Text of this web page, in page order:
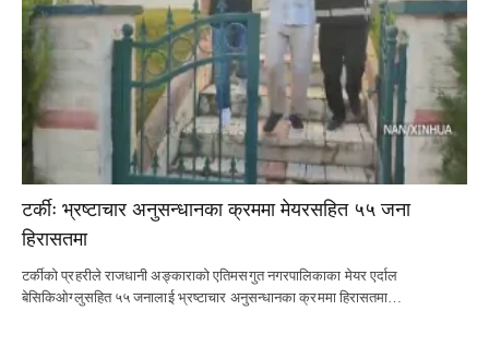
टर्कीः भ्रष्टाचार अनुसन्धानका क्रममा मेयरसहित ५५ जना
हिरासतमा
टर्कीको प्रहरीले राजधानी अङ्काराको एतिमसगुत नगरपालिकाका मेयर एर्दाल
बेसिकिओग्लुसहित ५५ जनालाई भ्रष्टाचार अनुसन्धानका क्रममा हिरासतमा…